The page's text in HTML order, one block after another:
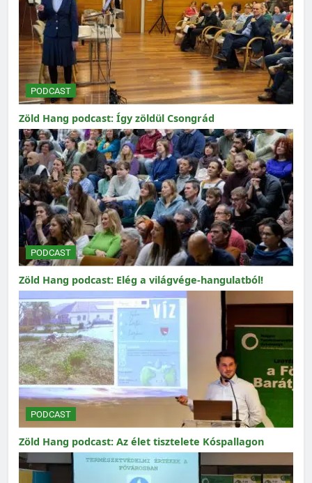
PODCAST
Zöld Hang podcast: Így zöldül Csongrád
PODCAST
Zöld Hang podcast: Elég a világvége-hangulatból!
PODCAST
Zöld Hang podcast: Az élet tisztelete Kóspallagon